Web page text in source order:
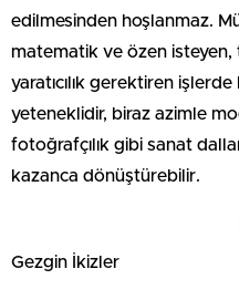
edilmesinden hoşlanmaz.
matematik ve özen isteyen,
yaratıcılık gerektiren işlerde
yeteneklidir, biraz azimle
fotoğrafçılık gibi sanat
kazanca dönüştürebilir.
Gezgin İkizler